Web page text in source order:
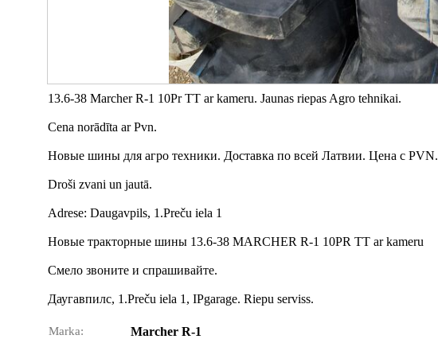
13.6-38 Marcher R-1 10Pr TT ar kameru. Jaunas riepas Agro tehnikai.
Cena norādīta ar Pvn.
Новые шины для агро техники. Доставка по всей Латвии. Цена с PVN.
Droši zvani un jautā.
Adrese: Daugavpils, 1.Preču iela 1
Новые тракторные шины 13.6-38 MARCHER R-1 10PR TT ar kameru
Смело звоните и спрашивайте.
Даугавпилс, 1.Preču iela 1, IPgarage. Riepu serviss.
Marka: Marcher R-1